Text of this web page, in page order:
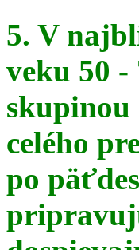
5. V
veku 50
skupinou
celého
po